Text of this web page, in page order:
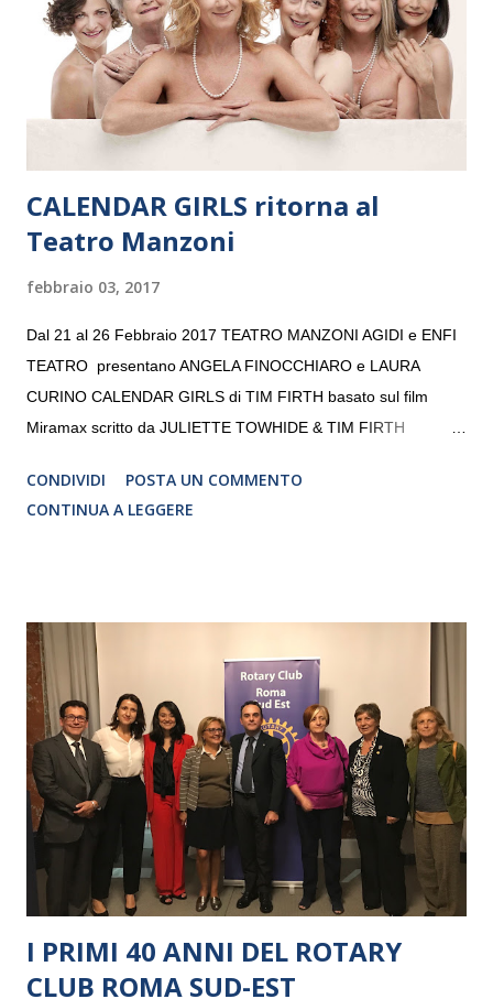
giovani artisti della Baltic Sea Youth Philharmonic per la quarta
volta. L’orchestra, fondata nel 2008 da Kristjan Järvi (affiancato
da un prestigioso consiglio di consulent...
CALENDAR GIRLS ritorna al
Teatro Manzoni
febbraio 03, 2017
Dal 21 al 26 Febbraio 2017 TEATRO MANZONI AGIDI e ENFI
TEATRO presentano ANGELA FINOCCHIARO e LAURA
CURINO CALENDAR GIRLS di TIM FIRTH basato sul film
Miramax scritto da JULIETTE TOWHIDE & TIM FIRTH
CRISTINA PEZZOLI
CONDIVIDI
POSTA UN COMMENTO
CONTINUA A LEGGERE
I PRIMI 40 ANNI DEL ROTARY
CLUB ROMA SUD-EST